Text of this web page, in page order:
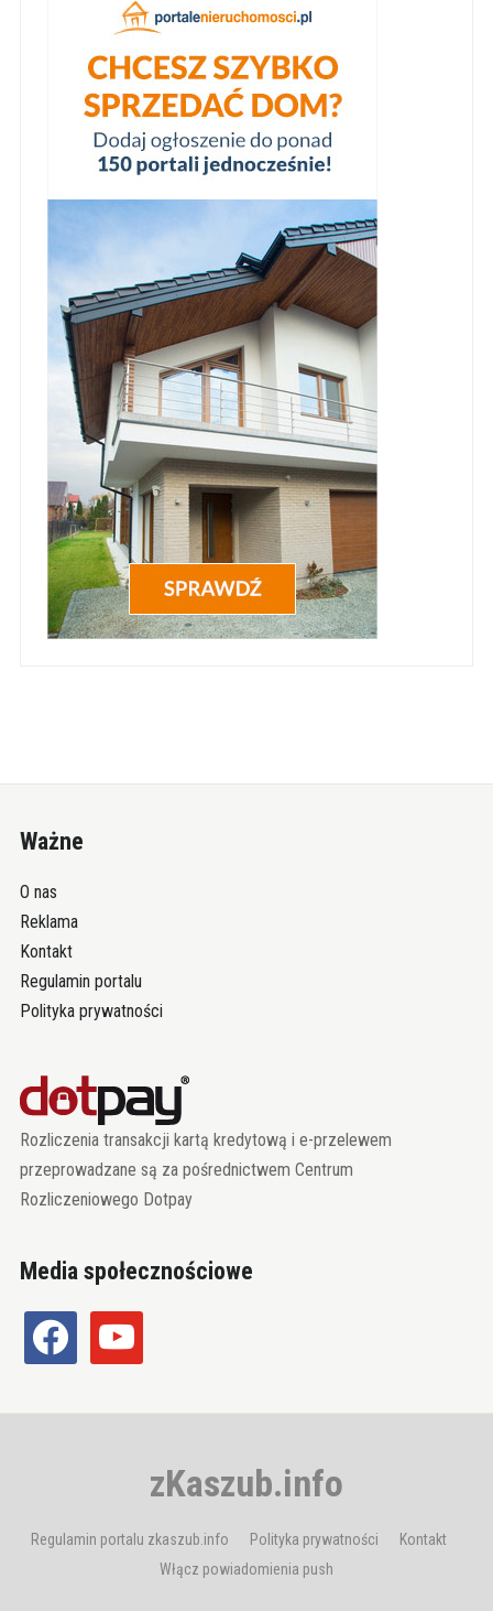
Ważne
O nas
Reklama
Kontakt
Regulamin portalu
Polityka prywatności
Rozliczenia transakcji kartą kredytową i e-przelewem
przeprowadzane są za pośrednictwem Centrum
Rozliczeniowego Dotpay
Media społecznościowe
facebook youtube
zKaszub.info
Regulamin portalu zkaszub.info Polityka prywatności
Kontakt
Włącz powiadomienia push